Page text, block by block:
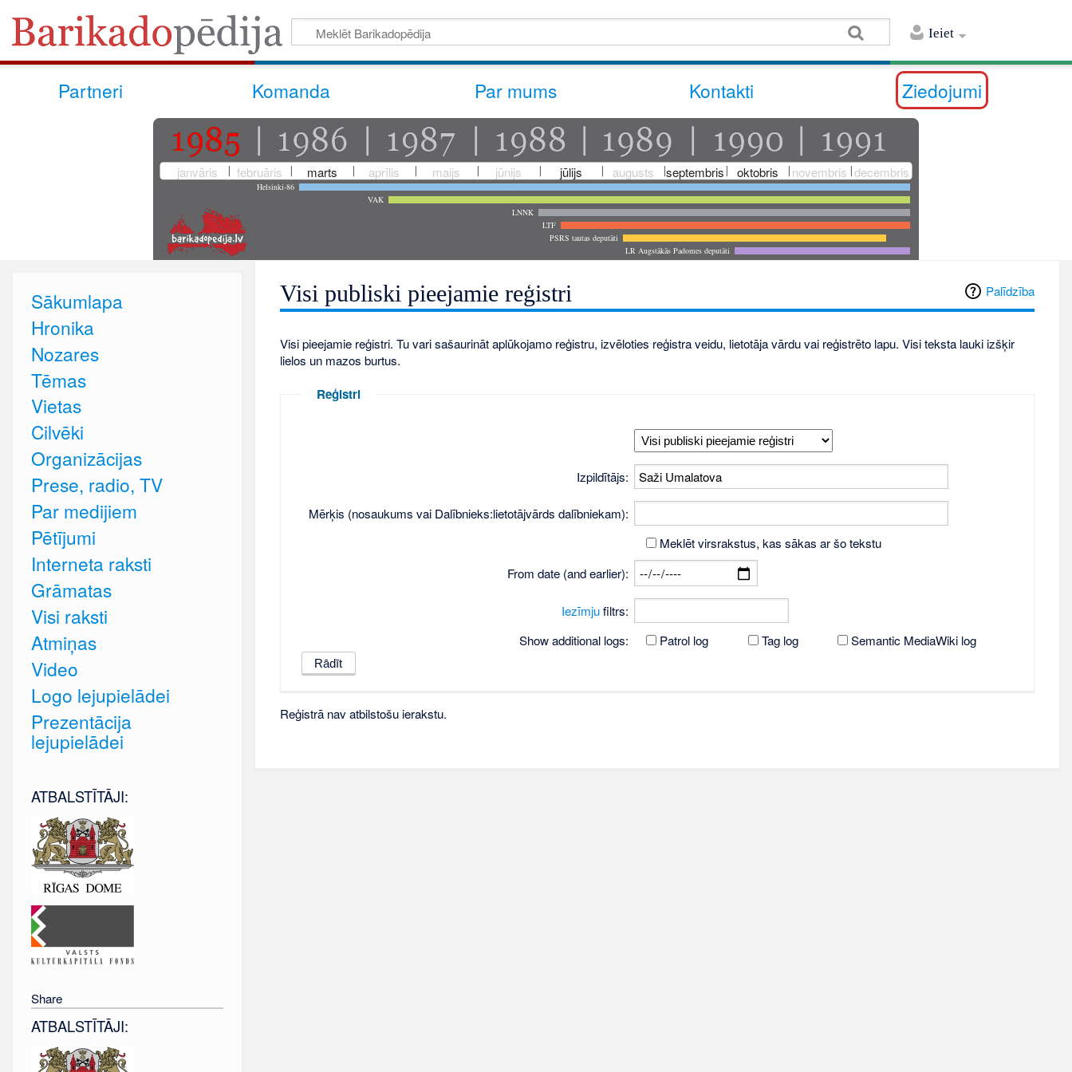
Ieiet
Partneri Komanda Par mums Kontakti Ziedojumi
janvāris februāris marts aprīlis maijs jūnijs jūlijs augusts septembris oktobris novembris decembris
Helsinki-86
VAK
LNNK
LTF
PSRS tautas deputāti
LR Augstākās Padomes deputāti
Palīdzība
Visi publiski pieejamie reģistri
Visi pieejamie reģistri. Tu vari sašaurināt aplūkojamo reģistru, izvēloties reģistra veidu, lietotāja vārdu vai reģistrēto lapu. Visi teksta lauki izšķir
lielos un mazos burtus.
Reģistri
Izpildītājs:
Mērķis (nosaukums vai Dalībnieks:lietotājvārds dalībniekam):
Meklēt virsrakstus, kas sākas ar šo tekstu
From date (and earlier):
Iezīmjufiltrs:
Show additional logs:
Patrol log Tag log Semantic MediaWiki log
Reģistrā nav atbilstošu ierakstu.
Sākumlapa
Hronika
Nozares
Tēmas
Vietas
Cilvēki
Organizācijas
Prese, radio, TV
Par medijiem
Pētījumi
Interneta raksti
Grāmatas
Visi raksti
Atmiņas
Video
Logo lejupielādei
Prezentācija
lejupielādei
ATBALSTĪTĀJI:
Share
ATBALSTĪTĀJI: